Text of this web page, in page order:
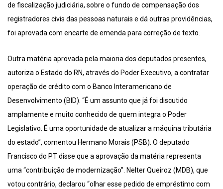
de fiscalização judiciária, sobre o fundo de compensação dos
registradores civis das pessoas naturais e dá outras providências,
foi aprovada com encarte de emenda para correção de texto.
Outra matéria aprovada pela maioria dos deputados presentes,
autoriza o Estado do RN, através do Poder Executivo, a contratar
operação de crédito com o Banco Interamericano de
Desenvolvimento (BID). “É um assunto que já foi discutido
amplamente e muito conhecido de quem integra o Poder
Legislativo. É uma oportunidade de atualizar a máquina tributária
do estado”, comentou Hermano Morais (PSB). O deputado
Francisco do PT disse que a aprovação da matéria representa
uma “contribuição de modernização”. Nelter Queiroz (MDB), que
votou contrário, declarou “olhar esse pedido de empréstimo com